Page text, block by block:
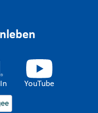
YouTube